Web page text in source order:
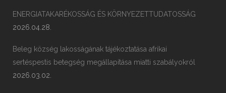
ENERGIATAKARÉKOSSÁG ÉS KÖRNYEZETTUDATOSSÁG
2026.04.28.
Beleg község lakosságának tájékoztatása afrikai
sertéspestis betegség megállapítása miatti szabályokról
2026.03.02.